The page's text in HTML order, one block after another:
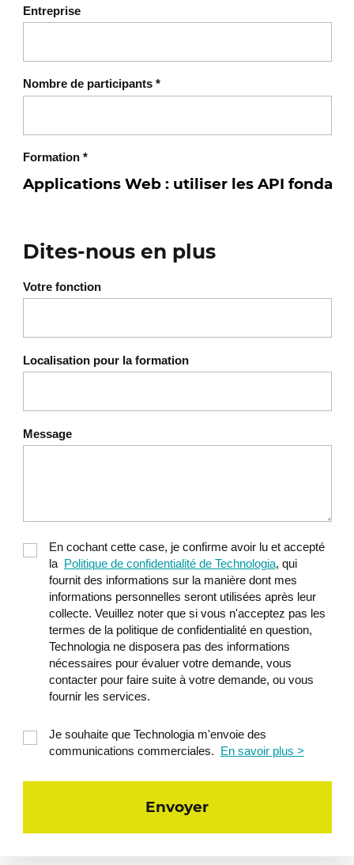
Entreprise
Nombre de participants *
Formation *
Dites-nous en plus
Votre fonction
Localisation pour la formation
Message
En cochant cette case, je confirme avoir lu et accepté
la Politique de confidentialité de Technologia, qui
fournit des informations sur la manière dont mes
informations personnelles seront utilisées après leur
collecte. Veuillez noter que si vous n'acceptez pas les
termes de la politique de confidentialité en question,
Technologia ne disposera pas des informations
nécessaires pour évaluer votre demande, vous
contacter pour faire suite à votre demande, ou vous
fournir les services.
Je souhaite que Technologia m'envoie des
communications commerciales.
En savoir plus >